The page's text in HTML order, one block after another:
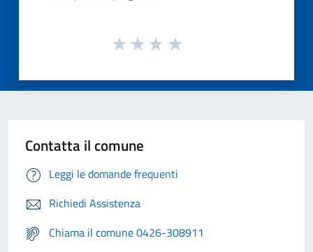
Contatta il comune
Leggi le domande frequenti
Richiedi Assistenza
Chiama il comune 0426-308911